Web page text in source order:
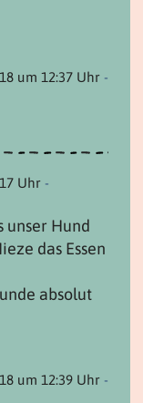
um 12:37 Uhr -
Uhr -
unser Hund
das Essen
absolut
um 12:39 Uhr -